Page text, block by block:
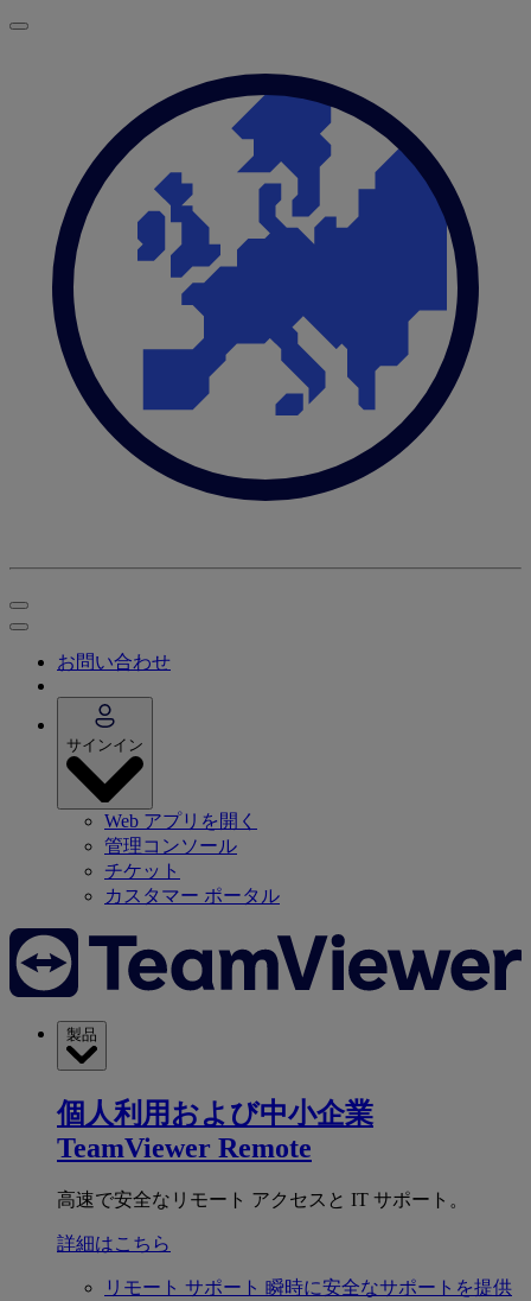
お問い合わせ
サインイン
Web アプリを開く
管理コンソール
チケット
カスタマー ポータル
製品
個人利用および中小企業
TeamViewer Remote
高速で安全なリモート アクセスと IT サポート。
詳細はこちら
リモート サポート 瞬時に安全なサポートを提供